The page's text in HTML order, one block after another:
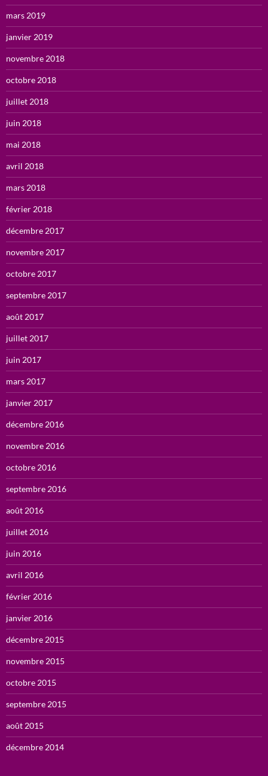
mars 2019
janvier 2019
novembre 2018
octobre 2018
juillet 2018
juin 2018
mai 2018
avril 2018
mars 2018
février 2018
décembre 2017
novembre 2017
octobre 2017
septembre 2017
août 2017
juillet 2017
juin 2017
mars 2017
janvier 2017
décembre 2016
novembre 2016
octobre 2016
septembre 2016
août 2016
juillet 2016
juin 2016
avril 2016
février 2016
janvier 2016
décembre 2015
novembre 2015
octobre 2015
septembre 2015
août 2015
décembre 2014